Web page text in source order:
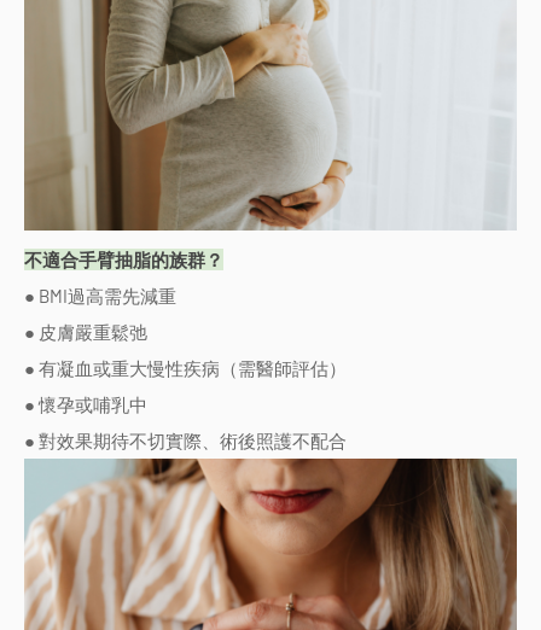
不適合手臂抽脂的族群？
● BMI過高需先減重
● 皮膚嚴重鬆弛
● 有凝血或重大慢性疾病（需醫師評估）
● 懷孕或哺乳中
● 對效果期待不切實際、術後照護不配合